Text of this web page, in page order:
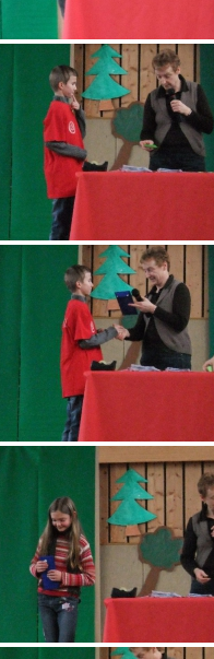
2011
Tour 2010
Korbball Bilder
Wanderung 2009